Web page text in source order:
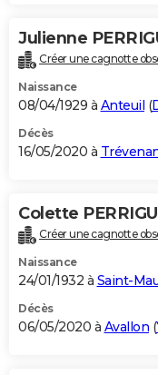
Julienne
Créer une cagnotte
Naissance
08/04/1929 à Anteuil (
Décès
16/05/2020 à
Colette
Créer une cagnotte
Naissance
24/01/1932 à Saint-
Décès
06/05/2020 à Avallon (